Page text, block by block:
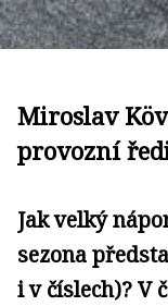
Miroslav
provozní
Jak velký
sezona
i v číslech)? V